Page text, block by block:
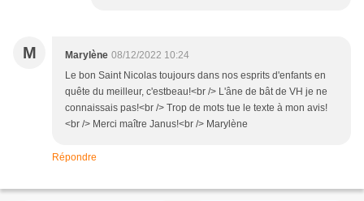
M Marylène 08/12/2022 10:24
Le bon Saint Nicolas toujours dans nos esprits d'enfants en
quête du meilleur, c'estbeau!<br /> L'âne de bât de VH je ne
connaissais pas!<br /> Trop de mots tue le texte à mon avis!
<br /> Merci maître Janus!<br /> Marylène
Répondre